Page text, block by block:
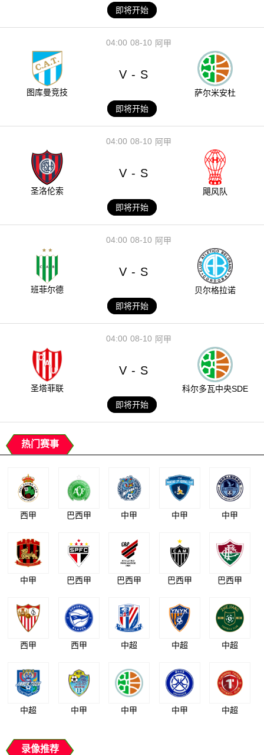
即将开始
08-10
04:00 阿甲
图库曼竞技
V - S
萨尔米安杜
即将开始
08-10
04:00 阿甲
圣洛伦索
V - S
飓风队
即将开始
08-10
04:00 阿甲
班菲尔德
V - S
贝尔格拉诺
即将开始
08-10
04:00 阿甲
圣塔菲联
V - S
科尔多瓦中央SDE
即将开始
热门赛事
西甲 巴西甲 中甲 中甲 中甲
中甲 巴西甲 巴西甲 巴西甲 巴西甲
西甲 西甲 中超 中超 中超
中超 中甲 中甲 中甲 中超
录像推荐